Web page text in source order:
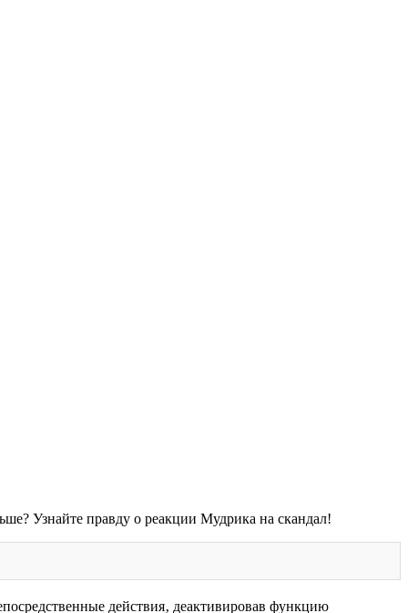
Узнайте правду о реакции Мудрика на скандал!
действия‚ деактивировав функцию